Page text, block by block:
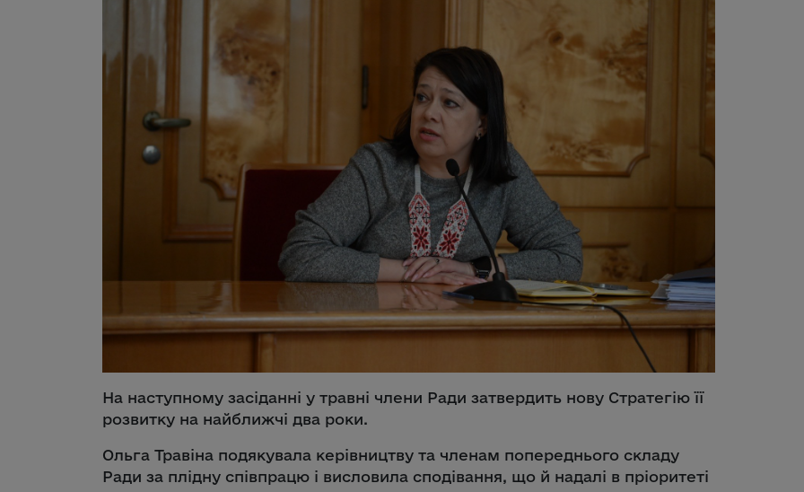
На наступному засіданні у травні члени Ради затвердить нову Стратегію її
розвитку на найближчі два роки.
Ольга Травіна подякувала керівництву та членам попереднього складу
Ради за плідну співпрацю і висловила сподівання, що й надалі в пріоритеті